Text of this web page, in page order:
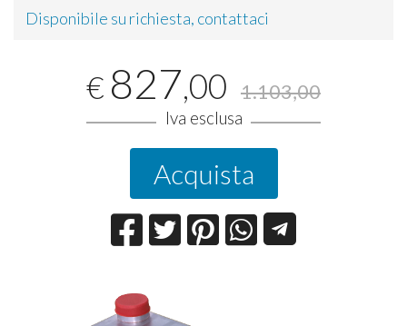
Disponibile su richiesta, contattaci
€ 827,00 1.103,00
Iva esclusa
Acquista